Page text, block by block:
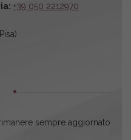
+39 050 2212970
sempre aggiornato